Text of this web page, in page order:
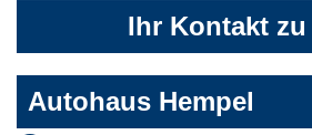
Ihr Kontakt
Autohaus Hempel